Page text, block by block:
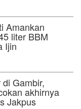
Amankan
liter BBM
Ijin
Gambir,
akhirnya
Jakpus